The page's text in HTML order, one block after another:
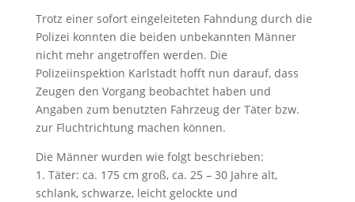
Trotz einer sofort eingeleiteten Fahndung durch die
Polizei konnten die beiden unbekannten Männer
nicht mehr angetroffen werden. Die
Polizeiinspektion Karlstadt hofft nun darauf, dass
Zeugen den Vorgang beobachtet haben und
Angaben zum benutzten Fahrzeug der Täter bzw.
zur Fluchtrichtung machen können.
Die Männer wurden wie folgt beschrieben:
1. Täter: ca. 175 cm groß, ca. 25 – 30 Jahre alt,
schlank, schwarze, leicht gelockte und